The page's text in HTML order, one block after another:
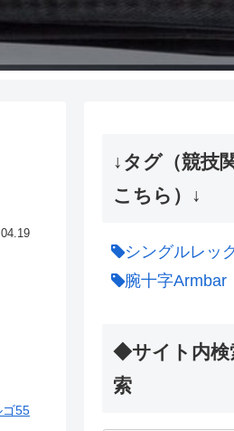
ゴ55
↓タグ（競技
こちら）↓
シングルレッ
腕十字Armbar
◆サイト内検
索